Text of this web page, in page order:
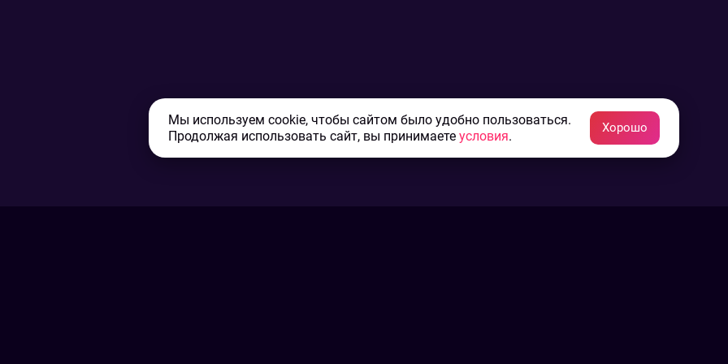
Мы используем cookie, чтобы сайтом было удобно пользоваться.
Продолжая использовать сайт, вы принимаете условия.
Хорошо